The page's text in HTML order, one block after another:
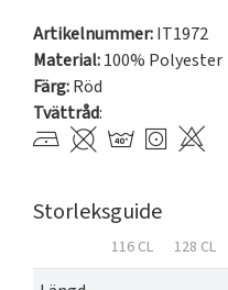
Artikelnummer:IT1972
Material:100% Polyester
Färg:Röd
Tvättråd:
Storleksguide
116 CL 128 CL